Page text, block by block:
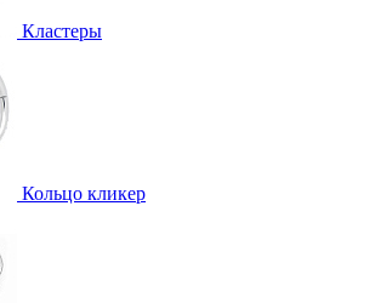
Кластеры
Кольцо кликер